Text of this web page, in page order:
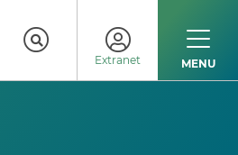
Extranet
MENU